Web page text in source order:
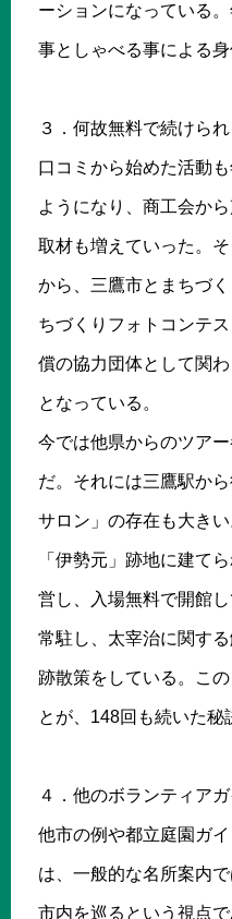
ーションになっている
事としゃべる事による
３．何故無料で続けら
口コミから始めた活動
ようになり、商工会か
取材も増えていった。
から、三鷹市とまちづ
ちづくりフォトコンテ
償の協力団体として関
となっている。
今では他県からのツア
だ。それには三鷹駅か
サロン」の存在も大き
「伊勢元」跡地に建て
営し、入場無料で開館
常駐し、太宰治に関す
跡散策をしている。こ
とが、148回も続いた秘
４．他のボランティア
他市の例や都立庭園ガ
は、一般的な名所案内
市内を巡るという視点